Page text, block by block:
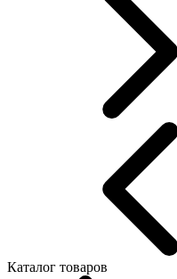
Каталог товаров